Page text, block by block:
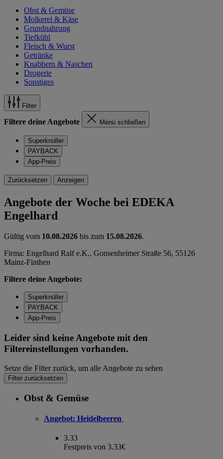
Obst & Gemüse
Molkerei & Käse
Grundnahrung
Tiefkühl
Fleisch & Wurst
Getränke
Knabbern & Naschen
Drogerie
Sonstiges
Filter
Filtere deine Angebote Menü schließen
Superknüller
PAYBACK
App-Preis
Zurücksetzen Anzeigen
Angebote der Woche bei EDEKA
Engelhard
Gültig vom 10.08.2026 bis zum 15.08.2026.
Firma: Engelhard Ralf e.K., Gonsenheimer Straße 56, 55126
Mainz-Finthen
Filtere deine Angebote:
Superknüller
PAYBACK
App-Preis
Leider sind keine Angebote mit den
Filtereinstellungen vorhanden.
Setze die Filter zurück, um alle Angebote zu sehen
Filter zurücksetzen
Obst & Gemüse
Angebot: Heidelbeeren
3.33
Festpreis von 3.33€